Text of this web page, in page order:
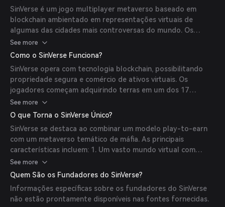
SinVerse é um jogo multiplayer metaverso baseado em
blockchain ambientado em representações virtuais de
algumas das cidades mais controversas do mundo. Os
jogadores podem comprar imóveis digitais, desenvolver seus
impérios e participar de várias atividades para se tornar o
permitindo que os usuários criem clubes, organizem
eventos e participem de atividades do submundo para
recompensas dentro do jogo.
See more
Como o SinVerse Funciona?
SinVerse opera com tecnologia blockchain, possibilitando
propriedade segura e comércio de ativos virtuais. Os
jogadores começam adquirindo terras em um dos 17
distritos distintos, cada um oferecendo propriedades e
recursos únicos. Eles podem se juntar a facções, realizar
missões e participar de minijogos como a Arena de Batalha.
A economia dentro do jogo é impulsionada pelo token SIN,
usado para transações, recompensas e staking.
See more
O que Torna o SinVerse Único?
SinVerse se destaca ao combinar um modelo play-to-earn
com um metaverso temático de máfia. As principais
características incluem: 1. Um vasto mundo virtual com
15.000 lotes de terra distribuídos por 17 distritos. 2.
Integração de NFTs e imóveis virtuais, permitindo que os
propriedades. 3. Uma economia dirigida pelos jogadores
onde os usuários podem administrar negócios, negociar
See more
Quem São os Fundadores do SinVerse?
Informações específicas sobre os fundadores do SinVerse
não estão prontamente disponíveis nas fontes fornecidas.